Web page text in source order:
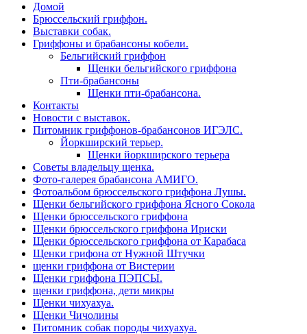
Домой
Брюссельский гриффон.
Выставки собак.
Гриффоны и брабансоны кобели.
Бельгийский гриффон
Щенки бельгийского гриффона
Пти-брабансоны
Щенки пти-брабансона.
Контакты
Новости с выставок.
Питомник гриффонов-брабансонов ИГЭЛС.
Йоркширский терьер.
Щенки йоркширского терьера
Советы владельцу щенка.
Фото-галерея брабансона АМИГО.
Фотоальбом брюссельского гриффона Лушы.
Щенки бельгийского гриффона Ясного Сокола
Щенки брюссельского гриффона
Щенки брюссельского гриффона Ириски
Щенки брюссельского гриффона от Карабаса
Щенки грифона от Нужной Штучки
щенки гриффона от Вистерии
Щенки гриффона ПЭПСЫ.
щенки гриффона, дети микры
Щенки чихуахуа.
Щенки Чичолины
Питомник собак породы чихуахуа.